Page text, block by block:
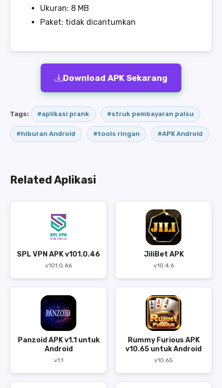
Ukuran: 8 MB
Paket: tidak dicantumkan
Download APK Sekarang
Tags: #aplikasi prank #struk pembayaran palsu
#hiburan Android #tools ringan #APK Android
Related Aplikasi
SPL VPN APK v101.0.46
v101.0.46
JiliBet APK
v10.4.6
Panzoid APK v1.1 untuk
Android
v1.1
Rummy Furious APK
v10.65 untuk Android
v10.65